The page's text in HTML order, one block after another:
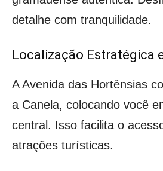
detalhe com tranquilidade.
Localização Estratégica
A Avenida das Hortênsias
a Canela, colocando você
central. Isso facilita o
atrações turísticas.